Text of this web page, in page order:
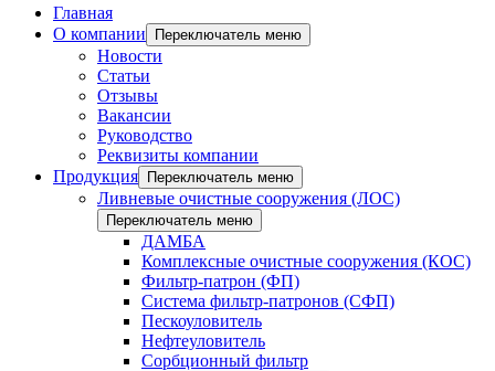
Главная
О компании
Переключатель меню
Новости
Статьи
Отзывы
Вакансии
Руководство
Реквизиты компании
Продукция
Переключатель меню
Ливневые очистные сооружения (ЛОС)
Переключатель меню
ДАМБА
Комплексные очистные сооружения (КОС)
Фильтр-патрон (ФП)
Система фильтр-патронов (СФП)
Пескоуловитель
Нефтеуловитель
Сорбционный фильтр